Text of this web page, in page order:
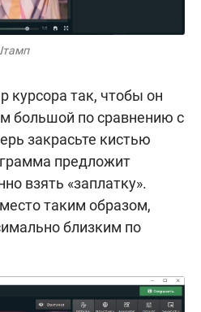
курсора так, чтобы он
большой по сравнению с
закрасьте кистью
предложит
взять «заплатку».
таким образом,
близким по